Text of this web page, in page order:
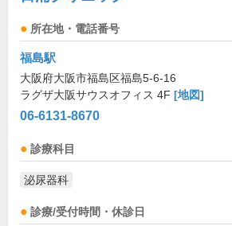
所在地・電話番号
福島駅
大阪府大阪市福島区福島5-6-16
ラグザ大阪サウスオフィス 4F [地図]
06-6131-8670
診療科目
泌尿器科
診療/受付時間・休診日